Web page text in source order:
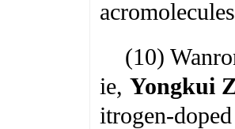
acromolecules
(10)
ie, Yongkui
itrogen-